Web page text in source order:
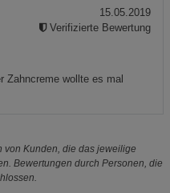
Zahncreme wollte es mal
15.05.2019
Verifizierte Bewertung
von Kunden, die das jeweilige
Bewertungen durch Personen, die